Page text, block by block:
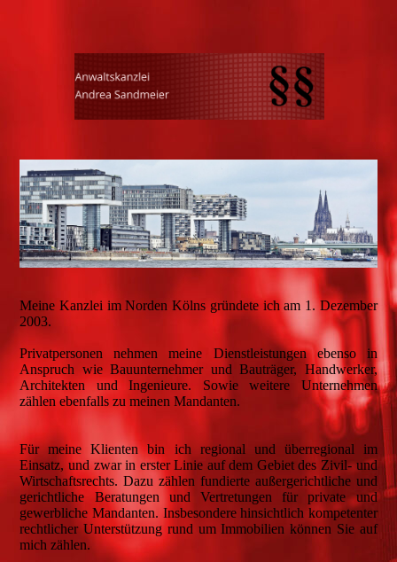
Meine Kanzlei im Norden Kölns gründete ich am 1. Dezember
2003.
Privatpersonen nehmen meine Dienstleistungen ebenso in
Anspruch wie Bauunternehmer und Bauträger, Handwerker,
Architekten und Ingenieure. Sowie weitere Unternehmen
zählen ebenfalls zu meinen Mandanten.
Für meine Klienten bin ich regional und überregional im
Einsatz, und zwar in erster Linie auf dem Gebiet des Zivil- und
Wirtschaftsrechts. Dazu zählen fundierte außergerichtliche und
gerichtliche Beratungen und Vertretungen für private und
gewerbliche Mandanten. Insbesondere hinsichtlich kompetenter
rechtlicher Unterstützung rund um Immobilien können Sie auf
mich zählen.